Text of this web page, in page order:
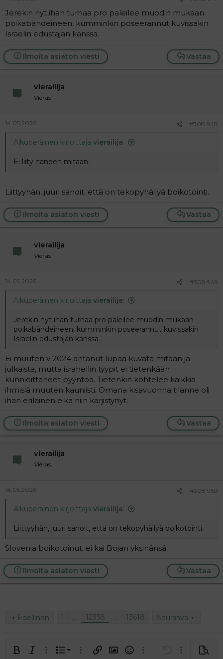
Jerekin nyt ihan turhaa pro paleilee muodin mukaan
poikabändeineen, kumminkin poseerannut kuvissakin
Israelin edustajan kanssa.
Vastaa
Ilmoita asiaton viesti
vierailija
Vieras
14.05.2026 #308 948
Alkuperäinen kirjoittaja vierailija:
Ei liity häneen mitään.
Liittyyhän, juuri sanoit, että on tekopyhäilyä boikotointi.
Vastaa
Ilmoita asiaton viesti
vierailija
Vieras
14.05.2026 #308 949
Alkuperäinen kirjoittaja vierailija:
Jerekin nyt ihan turhaa pro paleilee muodin mukaan
poikabändeineen, kumminkin poseerannut kuvissakin
Israelin edustajan kanssa.
Ei muuten v 2024 antanut lupaa kuvata mitään ja
julkaista, mutta israhellin tyypit ei tietenkään
kunnioittaneet pyyntöä. Tietenkin kohtelee kaikkia
ihmisiä muuten kauniisti. Omana kisavuonna tilanne oli
ihan erilainen eikä niin kärjistynyt.
Vastaa
Ilmoita asiaton viesti
vierailija
Vieras
14.05.2026 #308 950
Alkuperäinen kirjoittaja vierailija:
Liittyyhän, juuri sanoit, että on tekopyhäilyä boikotointi.
Slovenia boikotoinut, ei kai Bojan yksinänsä.
Vastaa
Ilmoita asiaton viesti
Edellinen 1 … 12358 … 13618 Seuraava
LihavoituKursivoitu
Laajennettuun editoriin…
Lista
Järjestetty lista
Laajennettuun editoriin…
Lisää hyperlinkki
Lisää kuva
HymiötLaajennettuun
Kumoa